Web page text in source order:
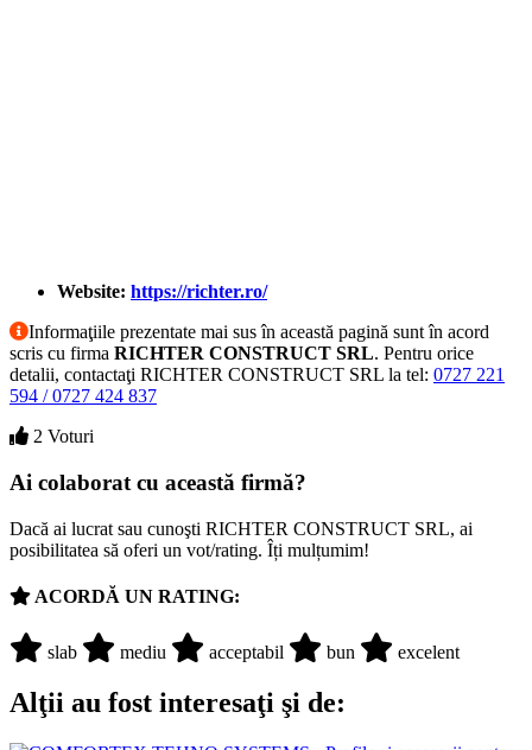
Website: https://richter.ro/
Informaţiile prezentate mai sus în această pagină sunt în acord
scris cu firma RICHTER CONSTRUCT SRL. Pentru orice
detalii, contactaţi RICHTER CONSTRUCT SRL la tel: 0727 221
594 / 0727 424 837
2 Voturi
Ai colaborat cu această firmă?
Dacă ai lucrat sau cunoşti RICHTER CONSTRUCT SRL, ai
posibilitatea să oferi un vot/rating. Îți mulțumim!
ACORDĂ UN RATING:
slab mediu acceptabil bun excelent
Alţii au fost interesaţi şi de: